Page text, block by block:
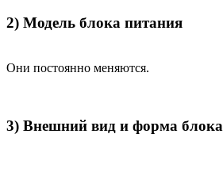
2) Модель блока питания
Они постоянно меняются.
3) Внешний вид и форма блока